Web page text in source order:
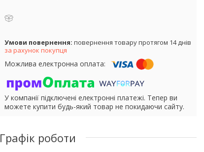
повернення товару протягом 14 днів
за рахунок покупця
У компанії підключені електронні платежі. Тепер ви
можете купити будь-який товар не покидаючи сайту.
Графік роботи